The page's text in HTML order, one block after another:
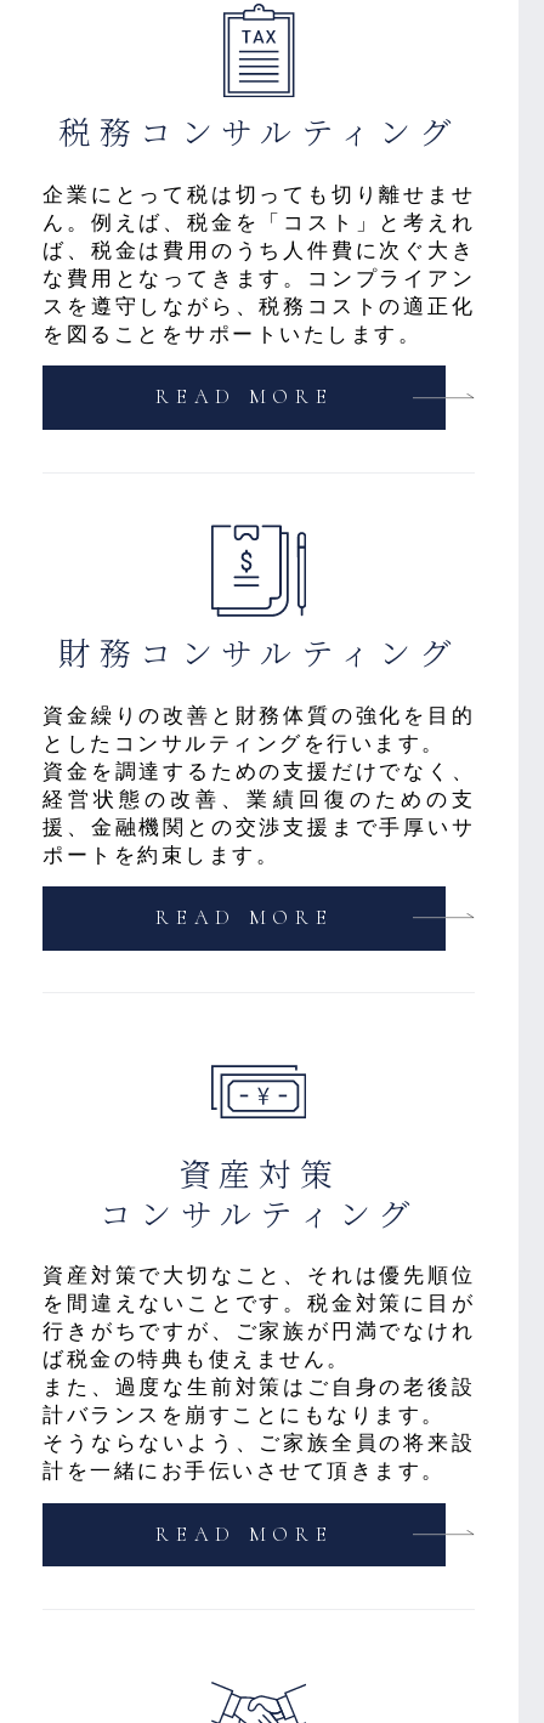
税務 コンサルティング
企業にとって税は切っても切り離せませ
ん。例えば、税金を「コスト」と考えれ
ば、税金は費用のうち人件費に次ぐ大き
な費用となってきます。コンプライアン
スを遵守しながら、税務コストの適正化
を図ることをサポートいたします。
READ MORE
財務 コンサルティング
資金繰りの改善と財務体質の強化を目的
としたコンサルティングを行います。
資金を調達するための支援だけでなく、
経営状態の改善、業績回復のための支
援、金融機関との交渉支援まで手厚いサ
ポートを約束します。
READ MORE
資産対策
コンサルティング
資産対策で大切なこと、それは優先順位
を間違えないことです。税金対策に目が
行きがちですが、ご家族が円満でなけれ
ば税金の特典も使えません。
また、過度な生前対策はご自身の老後設
計バランスを崩すことにもなります。
そうならないよう、ご家族全員の将来設
計を一緒にお手伝いさせて頂きます。
READ MORE